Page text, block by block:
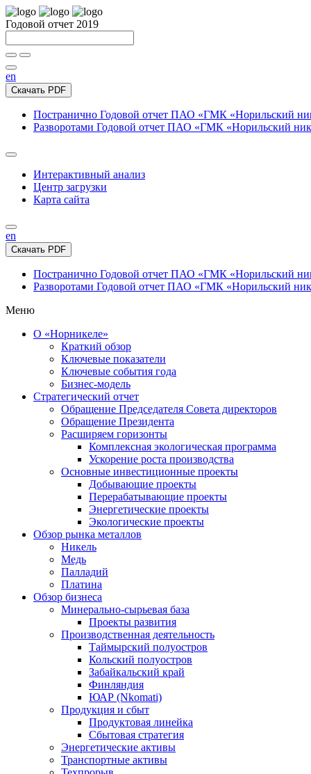
Годовой отчет 2019
en
Скачать PDF
Постранично Годовой отчет ПАО «ГМК «Норильский
Разворотами Годовой отчет ПАО «ГМК «Норильский
Интерактивный анализ
Центр загрузки
Карта сайта
en
Скачать PDF
Постранично Годовой отчет ПАО «ГМК «Норильский
Разворотами Годовой отчет ПАО «ГМК «Норильский
Меню
О «Норникеле»
Краткий обзор
Ключевые показатели
Ключевые события года
Бизнес-модель
Стратегический отчет
Обращение Председателя Совета директоров
Обращение Президента
Расширяем горизонты
Комплексная экологическая программа
Ускорение роста производства
Основные инвестиционные проекты
Добывающие проекты
Перерабатывающие проекты
Энергетические проекты
Экологические проекты
Обзор рынка металлов
Никель
Медь
Палладий
Платина
Обзор бизнеса
Минерально-сырьевая база
Проекты развития
Производственная деятельность
Таймырский полуостров
Кольский полуостров
Забайкальский край
Финляндия
ЮАР (Nkomati)
Продукция и сбыт
Продуктовая линейка
Сбытовая стратегия
Энергетические активы
Транспортные активы